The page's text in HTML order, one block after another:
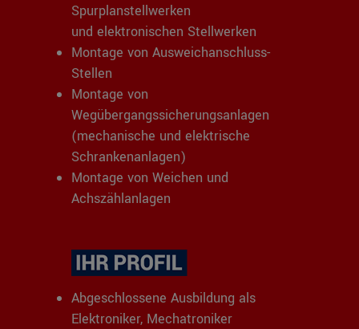
Spurplanstellwerken
und elektronischen Stellwerken
Montage von Ausweichanschluss-
Stellen
Montage von
Wegübergangssicherungsanlagen
(mechanische und elektrische
Schrankenanlagen)
Montage von Weichen und
Achszählanlagen
Abgeschlossene Ausbildung als
Elektroniker, Mechatroniker